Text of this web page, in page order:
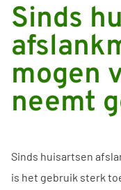
Sinds
mogen
neemt
Sinds huisartsen
is het gebruik sterk